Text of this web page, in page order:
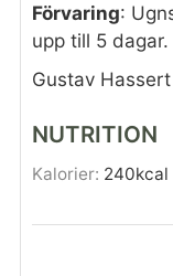
Förvaring:
upp till 5 dagar.
Gustav Hassert
NUTRITION
Kalorier: 240kcal